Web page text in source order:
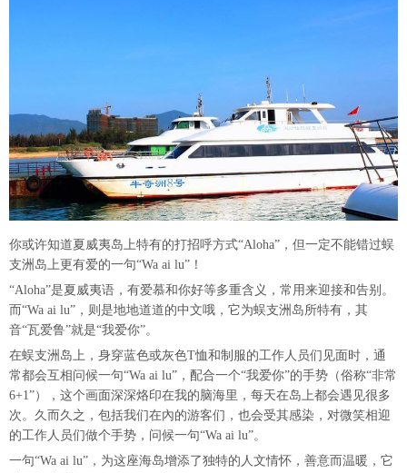
你或许知道夏威夷岛上特有的打招呼方式“Aloha”，但一定不能错过蜈
支洲岛上更有爱的一句“Wa ai lu”！
“Aloha”是夏威夷语，有爱慕和你好等多重含义，常用来迎接和告别。
而“Wa ai lu”，则是地地道道的中文哦，它为蜈支洲岛所特有，其
音“瓦爱鲁”就是“我爱你”。
在蜈支洲岛上，身穿蓝色或灰色T恤和制服的工作人员们见面时，通
常都会互相问候一句“Wa ai lu”，配合一个“我爱你”的手势（俗称“非常
6+1”），这个画面深深烙印在我的脑海里，每天在岛上都会遇见很多
次。久而久之，包括我们在內的游客们，也会受其感染，对微笑相迎
的工作人员们做个手势，问候一句“Wa ai lu”。
一句“Wa ai lu”，为这座海岛增添了独特的人文情怀，善意而温暖，它